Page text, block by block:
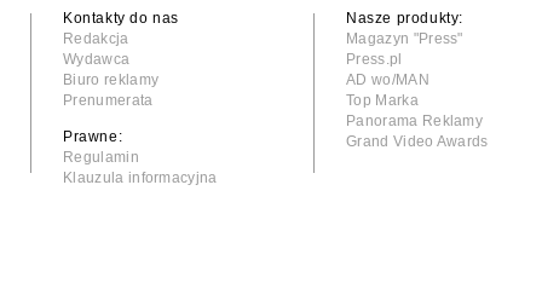
Kontakty do nas
Redakcja
Wydawca
Biuro reklamy
Prenumerata
Prawne:
Regulamin
Klauzula informacyjna
Nasze produkty:
Magazyn "Press"
Press.pl
AD wo/MAN
Top Marka
Panorama Reklamy
Grand Video Awards